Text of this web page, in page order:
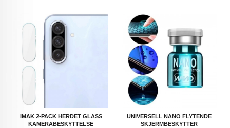
IMAK 2-PACK HERDET GLASS
KAMERABESKYTTELSE
UNIVERSELL NANO FLYTENDE
SKJERMBESKYTTER